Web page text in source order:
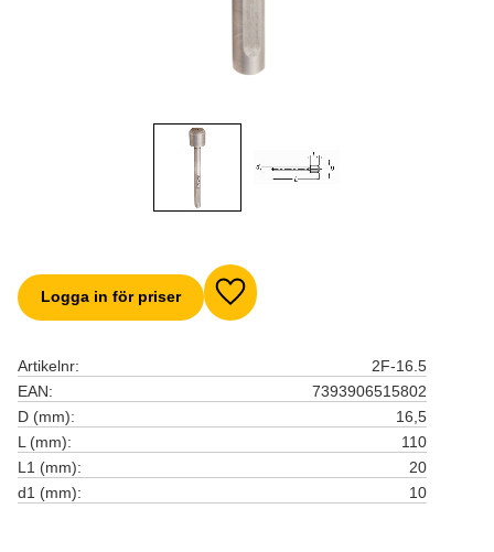
Logga in för priser Lägg till i favoriter
Artikelnr
2F-16.5
EAN
7393906515802
D (mm)
16,5
L (mm)
110
L1 (mm)
20
d1 (mm)
10